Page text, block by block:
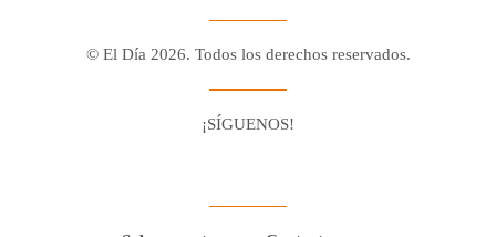
© El Día 2026. Todos los derechos reservados.
¡SÍGUENOS!